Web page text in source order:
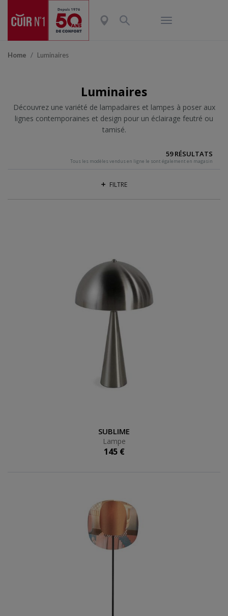
Home Luminaires
Luminaires
Découvrez une variété de lampadaires et lampes à poser aux
lignes contemporaines et design pour un éclairage feutré ou
tamisé.
59 RÉSULTATS
Tous les modèles vendus en ligne le sont également en magasin
FILTRE
SUBLIME
Lampe
145 €